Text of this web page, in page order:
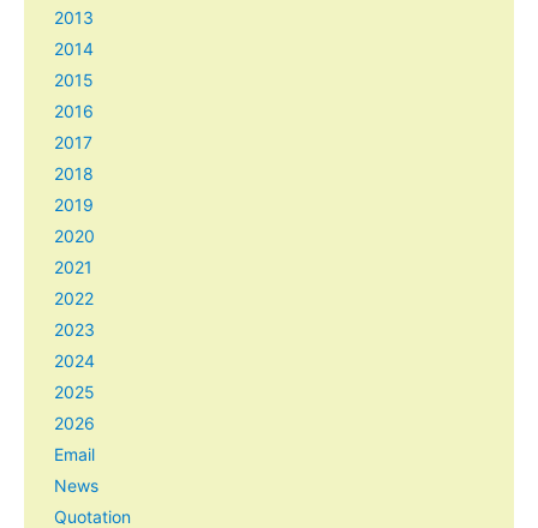
2013
2014
2015
2016
2017
2018
2019
2020
2021
2022
2023
2024
2025
2026
Email
News
Quotation